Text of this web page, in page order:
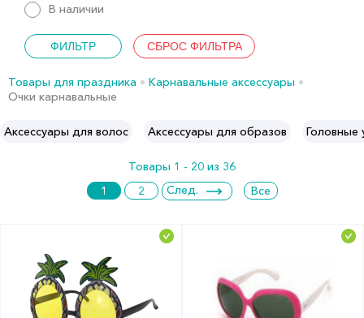
В наличии
Товары для праздника
Карнавальные аксессуары
Очки карнавальные
Аксессуары для волос Аксессуары для образов Головные
Товары 1 - 20 из 36
1
2 След. Все